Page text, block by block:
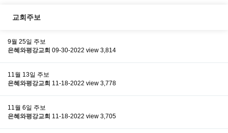
교회주보
9월 25일 주보
은혜와평강교회 09-30-2022 view 3,814
11월 13일 주보
은혜와평강교회 11-18-2022 view 3,778
11월 6일 주보
은혜와평강교회 11-18-2022 view 3,705